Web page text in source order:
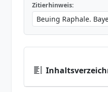
Zitierhinweis: